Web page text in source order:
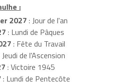
:
2027: Jour de l'an
: Lundi de Pâques
: Fête du Travail
Jeudi de l'Ascension
: Victoire 1945
: Lundi de Pentecôte